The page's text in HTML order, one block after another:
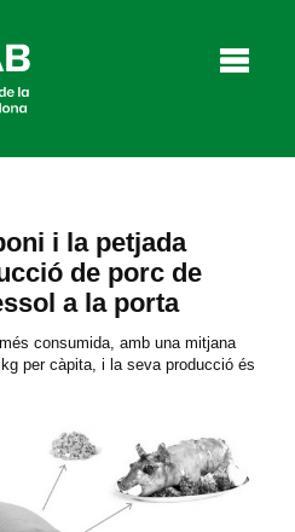
Vídeos
Español
i la petjada
de porc de
a la porta
consumida, amb una mitjana
per càpita, i la seva producció és